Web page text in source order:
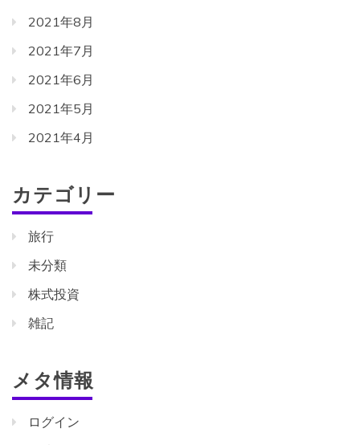
2021年8月
2021年7月
2021年6月
2021年5月
2021年4月
カテゴリー
旅行
未分類
株式投資
雑記
メタ情報
ログイン